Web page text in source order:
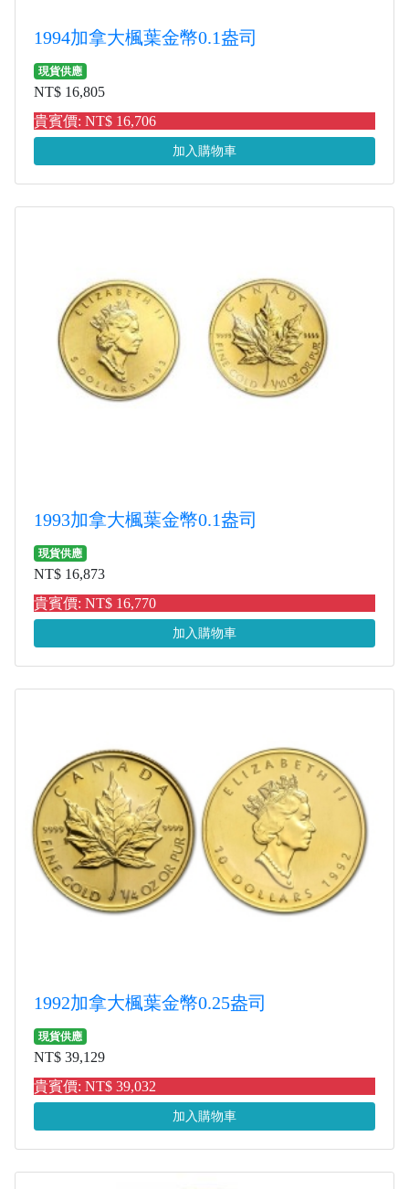
1994加拿大楓葉金幣0.1盎司
現貨供應
NT$ 16,805
貴賓價: NT$ 16,706
加入購物車
1993加拿大楓葉金幣0.1盎司
現貨供應
NT$ 16,873
貴賓價: NT$ 16,770
加入購物車
1992加拿大楓葉金幣0.25盎司
現貨供應
NT$ 39,129
貴賓價: NT$ 39,032
加入購物車